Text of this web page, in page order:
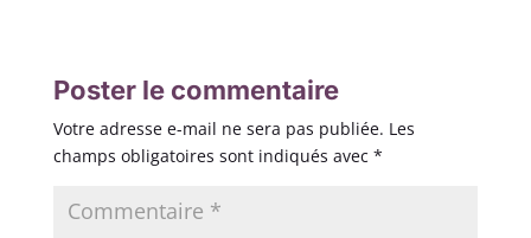
Poster le commentaire
Votre adresse e-mail ne sera pas publiée. Les
champs obligatoires sont indiqués avec *